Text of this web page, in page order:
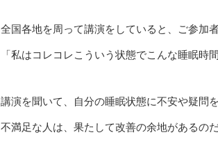
全国各地を周って講演をしていると、ご参加
「私はコレコレこういう状態でこんな睡眠時
講演を聞いて、自分の睡眠状態に不安や疑問
不満足な人は、果たして改善の余地があるの